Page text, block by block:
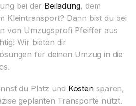
bei der Beiladung, dem
Kleintransport? Dann bist du bei
von Umzugsprofi Pfeiffer aus
Wir bieten dir
für deinen Umzug in die
du Platz und Kosten sparen,
geplanten Transporte nutzt.